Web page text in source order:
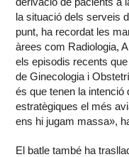
la situació dels serveis
punt, ha recordat les
àrees com Radiologia,
els episodis recents
de Ginecologia i
és que tenen la intenció
estratègiques el més
ens hi jugam massa»,
El batle també ha